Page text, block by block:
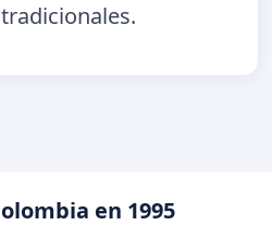
en 1995